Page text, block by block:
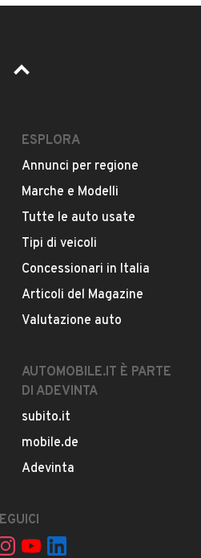
Pubblicità
stabilità
trazione
TUTTO
ESPLORA
Annunci per regione
Marche e Modelli
Tutte le auto usate
Tipi di veicoli
Concessionari in Italia
Articoli del Magazine
Valutazione auto
AUTOMOBILE.IT È PARTE
DI ADEVINTA
subito.it
mobile.de
Adevinta